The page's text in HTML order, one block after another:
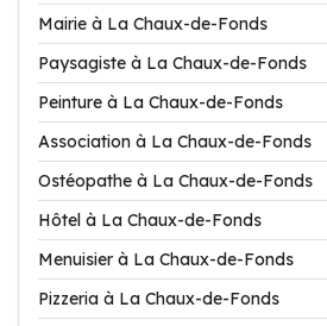
Mairie à La Chaux-de-Fonds
Paysagiste à La Chaux-de-Fonds
Peinture à La Chaux-de-Fonds
Association à La Chaux-de-Fonds
Ostéopathe à La Chaux-de-Fonds
Hôtel à La Chaux-de-Fonds
Menuisier à La Chaux-de-Fonds
Pizzeria à La Chaux-de-Fonds